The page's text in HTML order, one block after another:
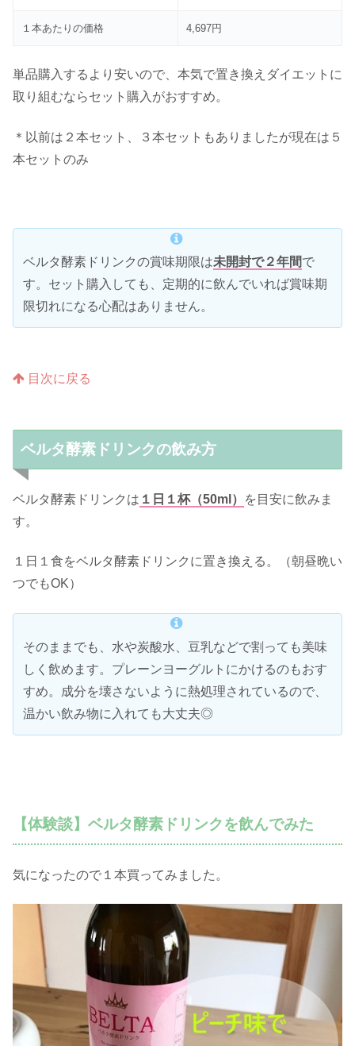
１本あたりの価格 4,697円
単品購入するより安いので、本気で置き換えダイエットに
取り組むならセット購入がおすすめ。
＊以前は２本セット、３本セットもありましたが現在は５
本セットのみ
ベルタ酵素ドリンクの賞味期限は未開封で２年間で
す。セット購入しても、定期的に飲んでいれば賞味期
限切れになる心配はありません。
目次に戻る
ベルタ酵素ドリンクの飲み方
ベルタ酵素ドリンクは １日１杯（50ml）
を目安に飲みま
す。
１日１食をベルタ酵素ドリンクに置き換える。（朝昼晩い
つでもOK）
そのままでも、水や炭酸水、豆乳などで割っても美味
しく飲めます。プレーンヨーグルトにかけるのもおす
すめ。成分を壊さないように熱処理されているので、
温かい飲み物に入れても大丈夫◎
【体験談】ベルタ酵素ドリンクを飲んでみた
気になったので１本買ってみました。